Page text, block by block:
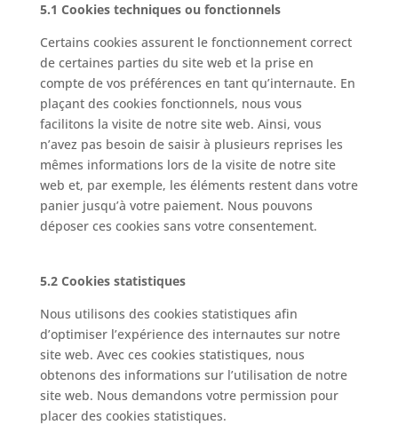
5.1 Cookies techniques ou fonctionnels
Certains cookies assurent le fonctionnement correct
de certaines parties du site web et la prise en
compte de vos préférences en tant qu’internaute. En
plaçant des cookies fonctionnels, nous vous
facilitons la visite de notre site web. Ainsi, vous
n’avez pas besoin de saisir à plusieurs reprises les
mêmes informations lors de la visite de notre site
web et, par exemple, les éléments restent dans votre
panier jusqu’à votre paiement. Nous pouvons
déposer ces cookies sans votre consentement.
5.2 Cookies statistiques
Nous utilisons des cookies statistiques afin
d’optimiser l’expérience des internautes sur notre
site web. Avec ces cookies statistiques, nous
obtenons des informations sur l’utilisation de notre
site web. Nous demandons votre permission pour
placer des cookies statistiques.